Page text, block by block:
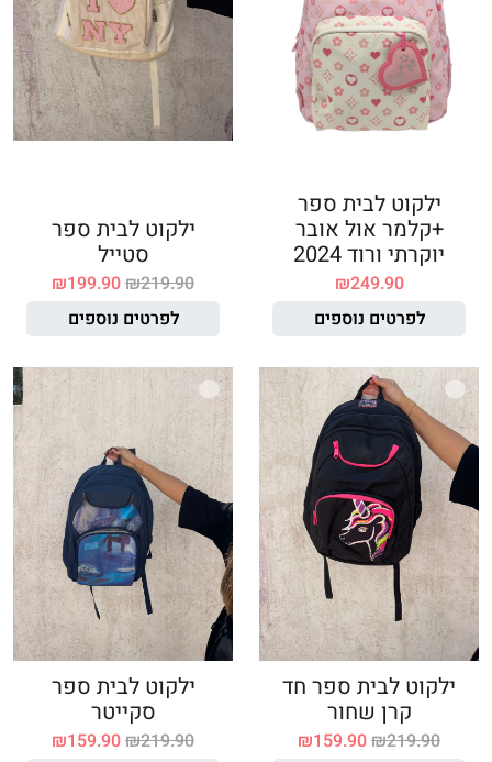
ילקוט לבית ספר
+קלמר אול אובר
יוקרתי ורוד 2024
₪249.90
לפרטים נוספים
ילקוט לבית ספר
סטייל
₪219.90
₪199.90
לפרטים נוספים
ילקוט לבית ספר חד
קרן שחור
₪219.90
₪159.90
ילקוט לבית ספר
סקייטר
₪219.90
₪159.90